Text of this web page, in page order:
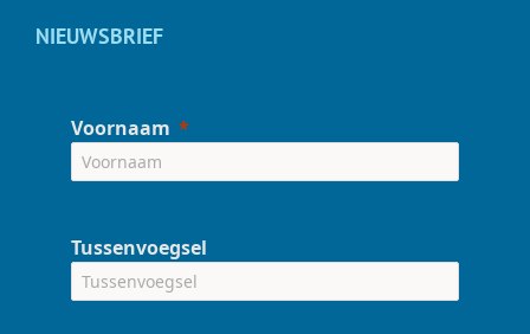
NIEUWSBRIEF
Voornaam
Tussenvoegsel